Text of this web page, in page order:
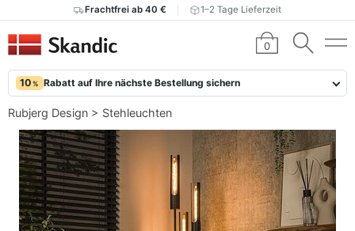
Frachtfrei ab 40 € 1–2 Tage Lieferzeit
0
10 % Rabatt auf Ihre nächste Bestellung sichern
Rubjerg Design > Stehleuchten